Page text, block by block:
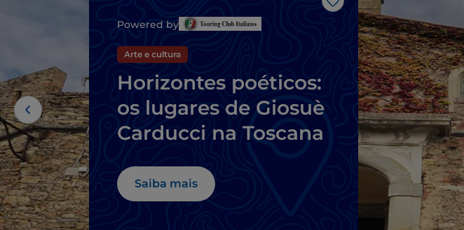
Gosto
Powered by
Arte e cultura
Horizontes poéticos:
os lugares de Giosuè
Carducci na Toscana
Saiba mais